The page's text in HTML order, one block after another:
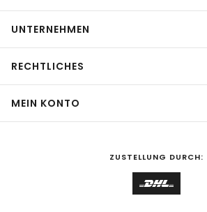
UNTERNEHMEN
RECHTLICHES
MEIN KONTO
ZUSTELLUNG DURCH: